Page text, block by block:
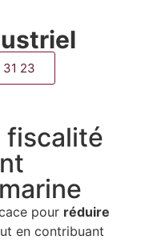
31 23
fiscalité
pour réduire
en contribuant